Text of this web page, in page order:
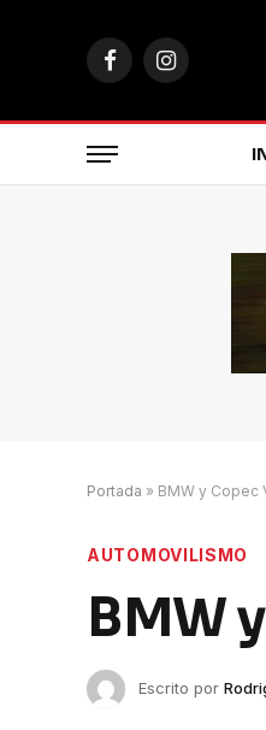
FacebookInstagram
Portada » BMW y Copec
AUTOMOVILISMO
BMW
Escrito por